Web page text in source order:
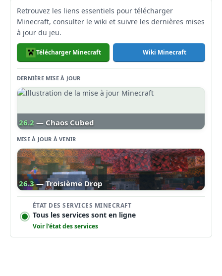
Retrouvez les liens essentiels pour télécharger
Minecraft, consulter le wiki et suivre les dernières mises
à jour du jeu.
Télécharger Minecraft Wiki Minecraft
DERNIÈRE MISE À JOUR
26.2 — Chaos Cubed
MISE À JOUR À VENIR
26.3 — Troisième Drop
ÉTAT DES SERVICES MINECRAFT
Tous les services sont en ligne
Voir l’état des services